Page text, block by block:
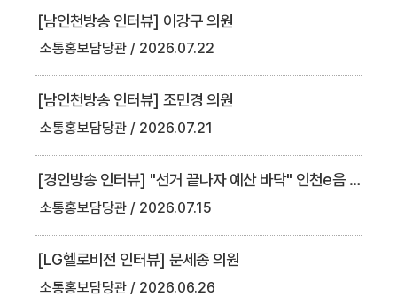
[남인천방송 인터뷰] 이강구 의원
소통홍보담당관 2026.07.22
[남인천방송 인터뷰] 조민경 의원
소통홍보담당관 2026.07.21
[경인방송 인터뷰] "선거 끝나자 예산 바닥" 인천e음 캐시백 중단 책임론 공방 [굿모닝 인천]
소통홍보담당관 2026.07.15
[LG헬로비전 인터뷰] 문세종 의원
소통홍보담당관 2026.06.26